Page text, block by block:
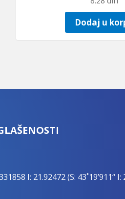
Dodaj u
I: 21.92472 (S: 43˚19’911“ I: